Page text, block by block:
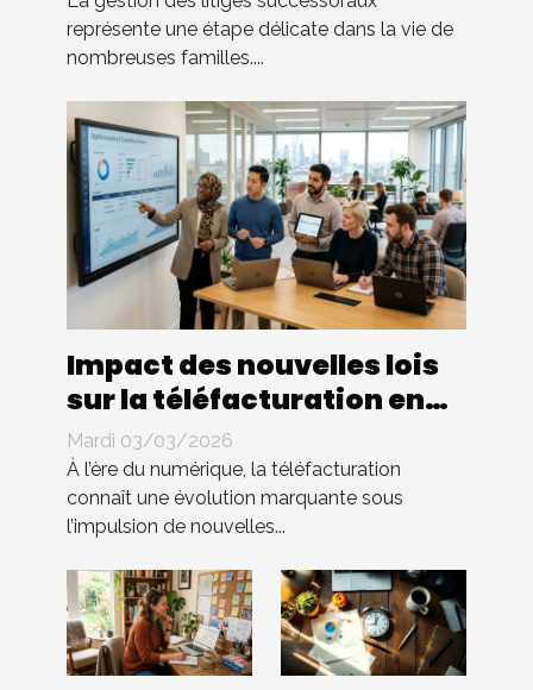
représente une étape délicate dans la vie de
nombreuses familles....
Impact des nouvelles lois
sur la téléfacturation en
entreprise : quels
changements ?
Mardi 03/03/2026
À l’ère du numérique, la téléfacturation
connaît une évolution marquante sous
l’impulsion de nouvelles...